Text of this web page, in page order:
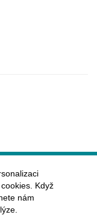
Když
nám